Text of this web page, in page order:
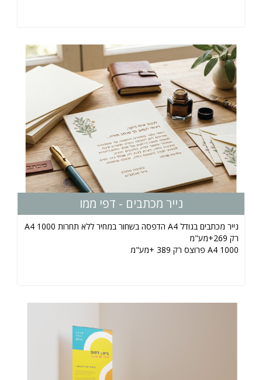
נייר מכתבים - דפי ממו
נייר מכתבים בגודל A4 הדפסה בשחור במחיר ללא תחרות 1000 A4
רק 269+מע"מ
1000 A4 פרוצס רק 389 +מע"מ